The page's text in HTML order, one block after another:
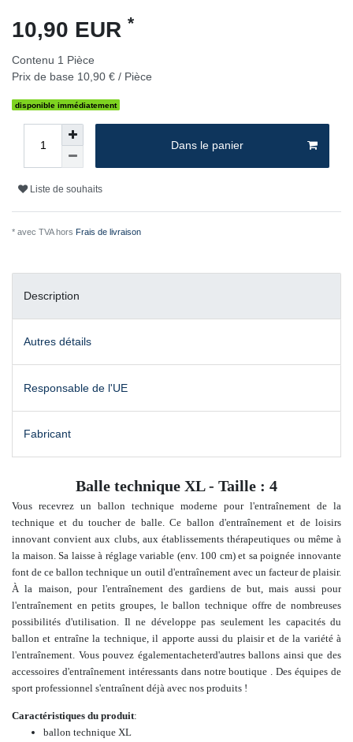
10,90 EUR *
Contenu 1 Pièce
Prix de base 10,90 € / Pièce
disponible immédiatement
Dans le panier
Liste de souhaits
* avec TVA hors Frais de livraison
Description
Autres détails
Responsable de l'UE
Fabricant
Balle technique XL - Taille : 4
Vous recevrez un ballon technique moderne pour l'entraînement de la
technique et du toucher de balle. Ce ballon d'entraînement et de loisirs
innovant convient aux clubs, aux établissements thérapeutiques ou même à
la maison. Sa laisse à réglage variable (env. 100 cm) et sa poignée innovante
font de ce ballon technique un outil d'entraînement avec un facteur de plaisir.
À la maison, pour l'entraînement des gardiens de but, mais aussi pour
l'entraînement en petits groupes, le ballon technique offre de nombreuses
possibilités d'utilisation. Il ne développe pas seulement les capacités du
ballon et entraîne la technique, il apporte aussi du plaisir et de la variété à
l'entraînement. Vous pouvez égalementacheterd'autres ballons ainsi que des
accessoires d'entraînement intéressantsdans notre boutique . Des équipes de
sport professionnel s'entraînent déjà avec nos produits !
Caractéristiques du produit:
ballon technique XL